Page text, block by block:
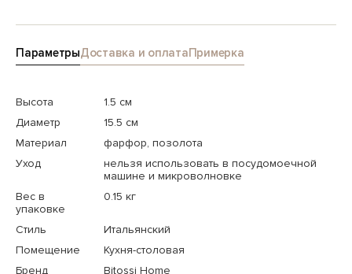
ПараметрыДоставка и оплатаПримерка
Высота
1.5 см
Диаметр
15.5 см
Материал
фарфор, позолота
Уход
нельзя использовать в посудомоечной
машине и микроволновке
Вес в
упаковке
0.15 кг
Стиль
Итальянский
Помещение
Кухня-столовая
Бренд
Bitossi Home